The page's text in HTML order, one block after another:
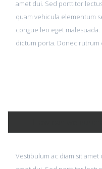
amet dui. Sed porttitor
quam vehicula elementum
congue leo eget
dictum porta. Donec rutrum
How can we
Vestibulum ac diam sit